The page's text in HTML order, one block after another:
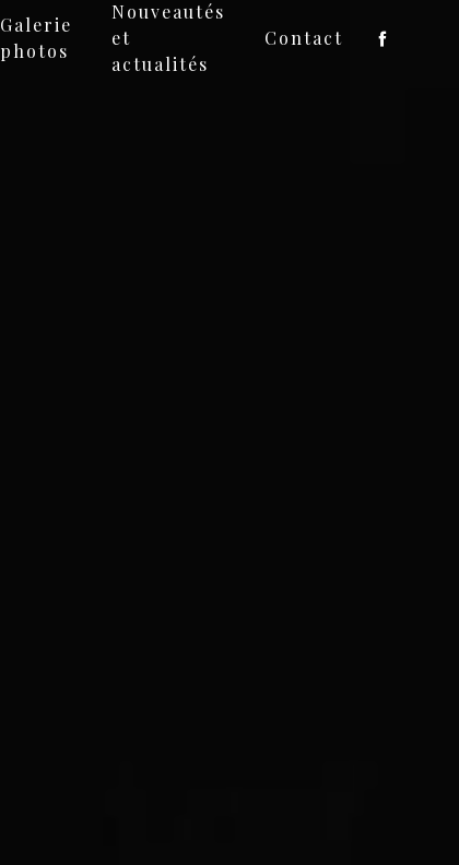
Galerie
photos
Nouveautés
et
actualités
Contact